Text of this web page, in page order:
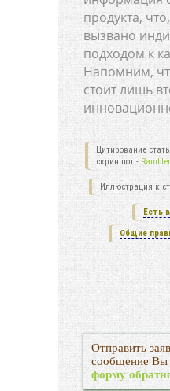
продукта,
вызвано
подходом к
Напомним,
стоит лишь
Цитирование
скриншот -
Иллюстрация к
Есть
Общие
Отправить
сообщение Вы
форму